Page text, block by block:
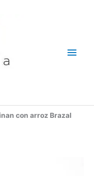
con arroz Brazal